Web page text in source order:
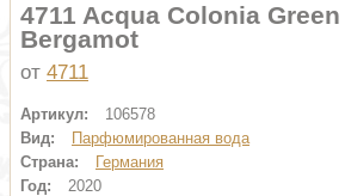
4711 Acqua Colonia Green
Bergamot
от 4711
Артикул:
106578
Вид:
Парфюмированная вода
Страна:
Германия
Год:
2020